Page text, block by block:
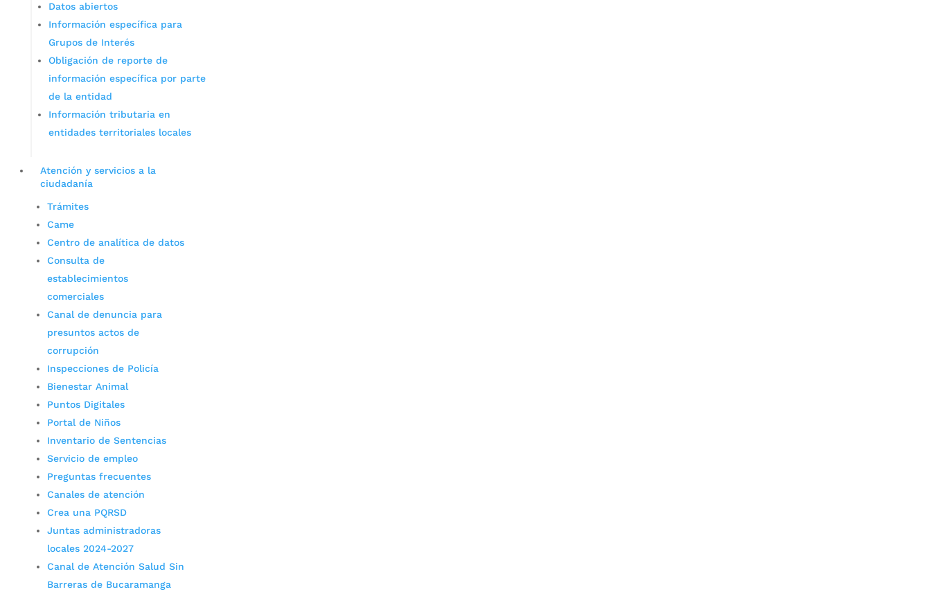
Datos abiertos
Información específica para
Grupos de Interés
Obligación de reporte de
información específica por parte
de la entidad
Información tributaria en
entidades territoriales locales
Atención y servicios a la
ciudadanía
Trámites
Came
Centro de analítica de datos
Consulta de
establecimientos
comerciales
Canal de denuncia para
presuntos actos de
corrupción
Inspecciones de Policía
Bienestar Animal
Puntos Digitales
Portal de Niños
Inventario de Sentencias
Servicio de empleo
Preguntas frecuentes
Canales de atención
Crea una PQRSD
Juntas administradoras
locales 2024-2027
Canal de Atención Salud Sin
Barreras de Bucaramanga